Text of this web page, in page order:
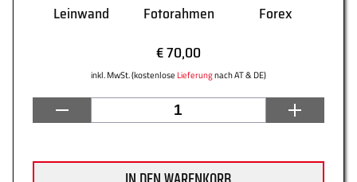
AGB
Datenschutz
Lieferung
Leinwand Fotorahmen
Forex
€ 70,00
inkl. MwSt. (kostenlose Lieferungnach AT & DE)